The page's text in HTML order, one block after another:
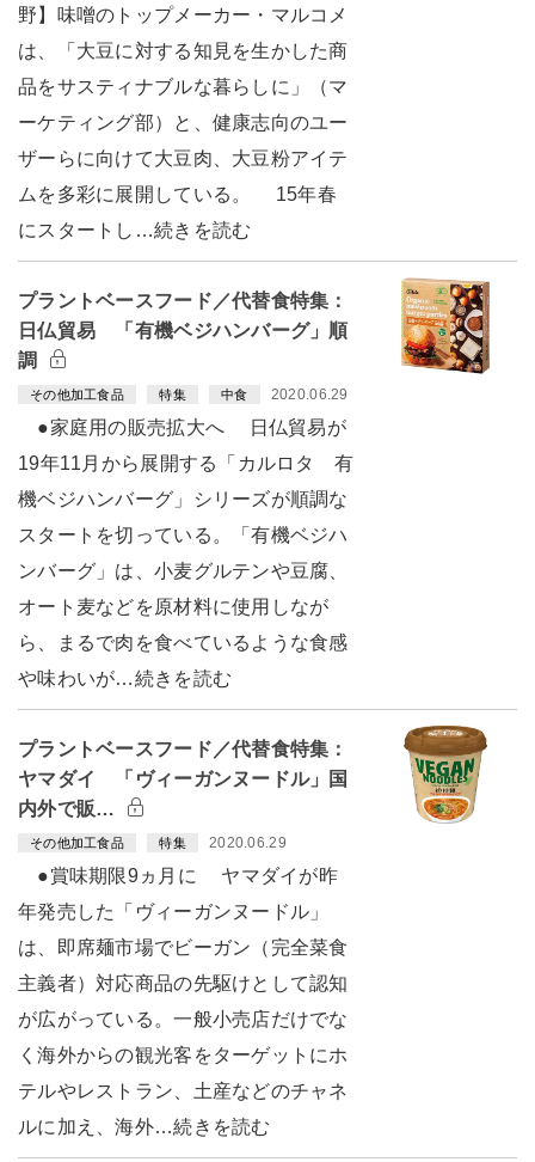
野】味噌のトップメーカー・マルコメ
は、「大豆に対する知見を生かした商
品をサスティナブルな暮らしに」（マ
ーケティング部）と、健康志向のユー
ザーらに向けて大豆肉、大豆粉アイテ
ムを多彩に展開している。 15年春
にスタートし…続きを読む
プラントベースフード／代替食特集：
日仏貿易 「有機ベジハンバーグ」順
調
その他加工食品 特集 中食 2020.06.29
●家庭用の販売拡大へ 日仏貿易が
19年11月から展開する「カルロタ 有
機ベジハンバーグ」シリーズが順調な
スタートを切っている。「有機ベジハ
ンバーグ」は、小麦グルテンや豆腐、
オート麦などを原材料に使用しなが
ら、まるで肉を食べているような食感
や味わいが…続きを読む
プラントベースフード／代替食特集：
ヤマダイ 「ヴィーガンヌードル」国
内外で販…
その他加工食品 特集 2020.06.29
●賞味期限9ヵ月に ヤマダイが昨
年発売した「ヴィーガンヌードル」
は、即席麺市場でビーガン（完全菜食
主義者）対応商品の先駆けとして認知
が広がっている。一般小売店だけでな
く海外からの観光客をターゲットにホ
テルやレストラン、土産などのチャネ
ルに加え、海外…続きを読む